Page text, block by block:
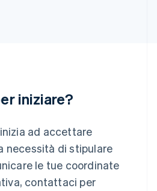
iniziare?
ad accettare
necessità di stipulare
le tue coordinate
contattaci per